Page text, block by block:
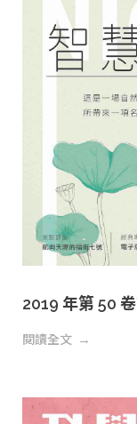
2019 年第 50
閱讀全文